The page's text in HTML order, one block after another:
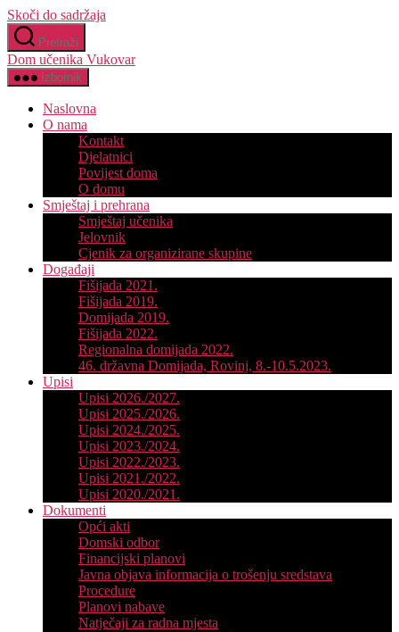
Skoči do sadržaja
Pretraži
Dom učenika Vukovar
Izbornik
Naslovna
O nama
Kontakt
Djelatnici
Povijest doma
O domu
Smještaj i prehrana
Smještaj učenika
Jelovnik
Cjenik za organizirane skupine
Događaji
Fišijada 2021.
Fišijada 2019.
Domijada 2019.
Fišijada 2022.
Regionalna domijada 2022.
46. državna Domijada, Rovinj, 8.-10.5.2023.
Upisi
Upisi 2026./2027.
Upisi 2025./2026.
Upisi 2024./2025.
Upisi 2023./2024.
Upisi 2022./2023.
Upisi 2021./2022.
Upisi 2020./2021.
Dokumenti
Opći akti
Domski odbor
Financijski planovi
Javna objava informacija o trošenju sredstava
Procedure
Planovi nabave
Natječaji za radna mjesta